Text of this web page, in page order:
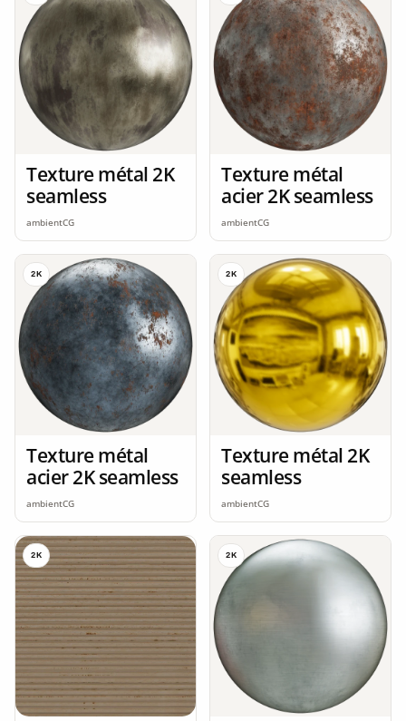
Texture métal 2K
seamless
ambientCG
Texture métal
acier 2K seamless
ambientCG
2K
Texture métal
acier 2K seamless
ambientCG
2K
Texture métal 2K
seamless
ambientCG
2K 2K